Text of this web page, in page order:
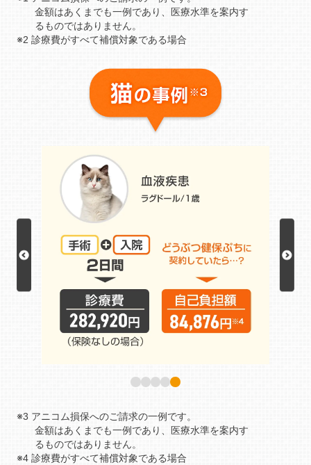
金額はあくまでも一例であり、医療水準を案内す
るものではありません。
※2 診療費がすべて補償対象である場合
※3 アニコム損保へのご請求の一例です。
金額はあくまでも一例であり、医療水準を案内す
るものではありません。
※4 診療費がすべて補償対象である場合